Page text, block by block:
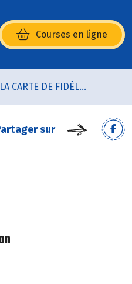
Courses en ligne
fenêtre)
LA CARTE DE FIDÉLITÉ
sur